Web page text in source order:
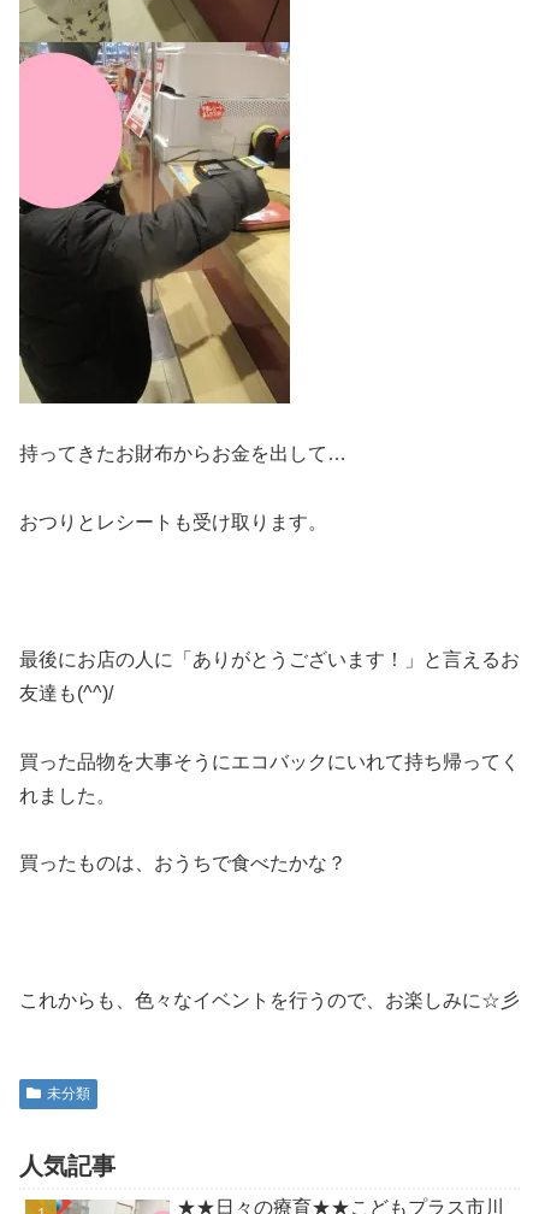
持ってきたお財布からお金を出して…
おつりとレシートも受け取ります。
最後にお店の人に「ありがとうございます！」と言えるお
友達も(^^)/
買った品物を大事そうにエコバックにいれて持ち帰ってく
れました。
買ったものは、おうちで食べたかな？
これからも、色々なイベントを行うので、お楽しみに☆彡
未分類
人気記事
★★日々の療育★★こどもプラス市川